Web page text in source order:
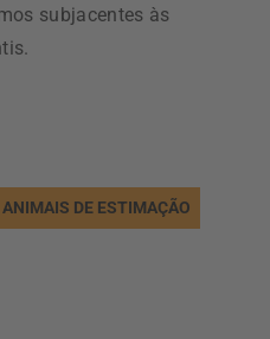
subjacentes às
ANIMAIS DE ESTIMAÇÃO